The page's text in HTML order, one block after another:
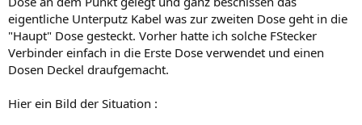
eigentliche Unterputz Kabel was zur zweiten Dose geht in die
"Haupt" Dose gesteckt. Vorher hatte ich solche FStecker
Verbinder einfach in die Erste Dose verwendet und einen
Dosen Deckel draufgemacht.
Hier ein Bild der Situation :